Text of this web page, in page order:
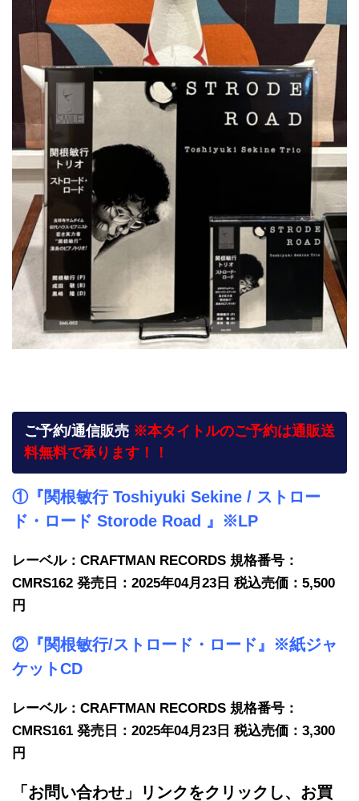
ご予約/通信販売 ※本タイトルのご予約は通販送
料無料で承ります！！
①『関根敏行 Toshiyuki Sekine / ストロー
ド・ロード Storode Road 』※LP
レーベル：CRAFTMAN RECORDS 規格番号：
CMRS162 発売日：2025年04月23日 税込売価：5,500
円
②『関根敏行/ストロード・ロード』※紙ジャ
ケットCD
レーベル：CRAFTMAN RECORDS 規格番号：
CMRS161 発売日：2025年04月23日 税込売価：3,300
円
「お問い合わせ」リンクをクリックし、 お買